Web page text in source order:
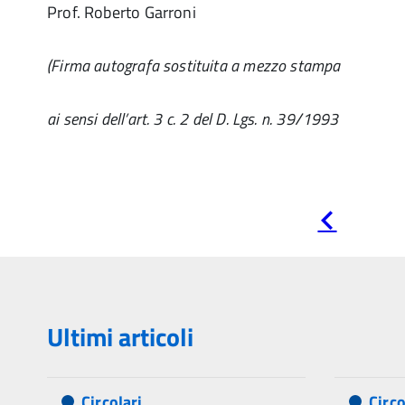
Prof. Roberto Garroni
(Firma autografa sostituita a mezzo stampa
ai sensi dell’art. 3 c. 2 del D. Lgs. n. 39/1993
precedente
Ultimi articoli